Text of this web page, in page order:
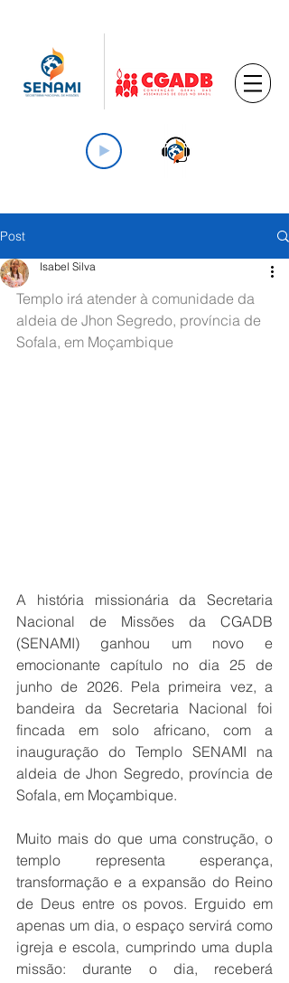
Post
Isabel Silva
Templo irá atender à comunidade da
aldeia de Jhon Segredo, província de
Sofala, em Moçambique
A história missionária da Secretaria
Nacional de Missões da CGADB
(SENAMI) ganhou um novo e
emocionante capítulo no dia 25 de
junho de 2026. Pela primeira vez, a
bandeira da Secretaria Nacional foi
fincada em solo africano, com a
inauguração do Templo SENAMI na
aldeia de Jhon Segredo, província de
Sofala, em Moçambique.
Muito mais do que uma construção, o
templo representa esperança,
transformação e a expansão do Reino
de Deus entre os povos. Erguido em
apenas um dia, o espaço servirá como
igreja e escola, cumprindo uma dupla
missão: durante o dia, receberá